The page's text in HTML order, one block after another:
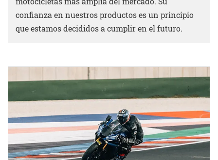
confianza en nuestros productos es un principio
que estamos decididos a cumplir en el futuro.